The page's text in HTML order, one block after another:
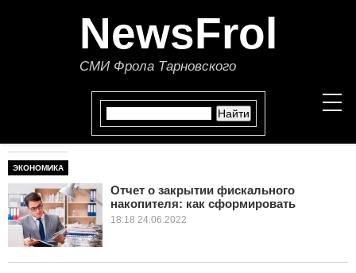
NewsFrol
СМИ Фрола Тарновского
СТАТЬИ
ЭКОНОМИКА
Отчет о закрытии фискального
накопителя: как сформировать
18:18 24.06.2022